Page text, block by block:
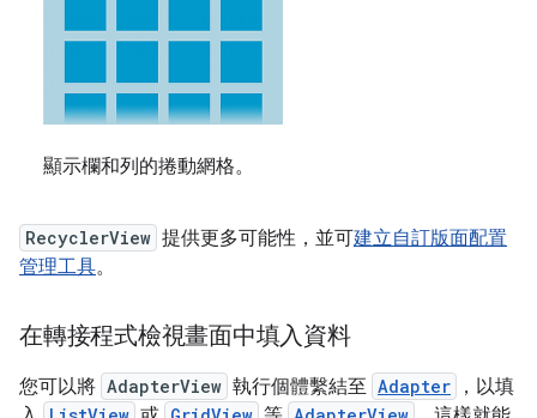
顯示欄和列的捲動網格。
RecyclerView 提供更多可能性，並可建立自訂版面配置
管理工具。
在轉接程式檢視畫面中填入資料
您可以將 AdapterView 執行個體繫結至 Adapter
，以填